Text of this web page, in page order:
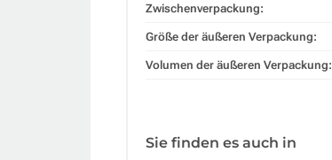
Zwischenverpackung:
Größe der äußeren Verpackung:
Volumen der äußeren Verpackung:
Sie finden es auch in